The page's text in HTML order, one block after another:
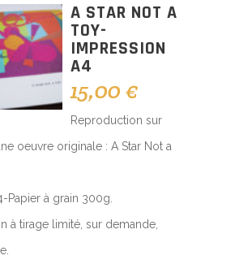
A STAR NOT A
TOY-
IMPRESSION
A4
15,00€
Reproduction sur
oeuvre originale : A Star Not a
Papier à grain 300g.
à tirage limité, sur demande,